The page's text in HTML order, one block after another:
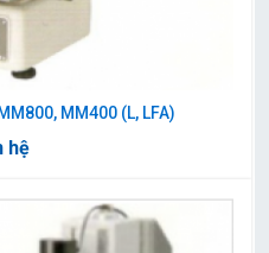
MM400 (L, LFA)
hệ